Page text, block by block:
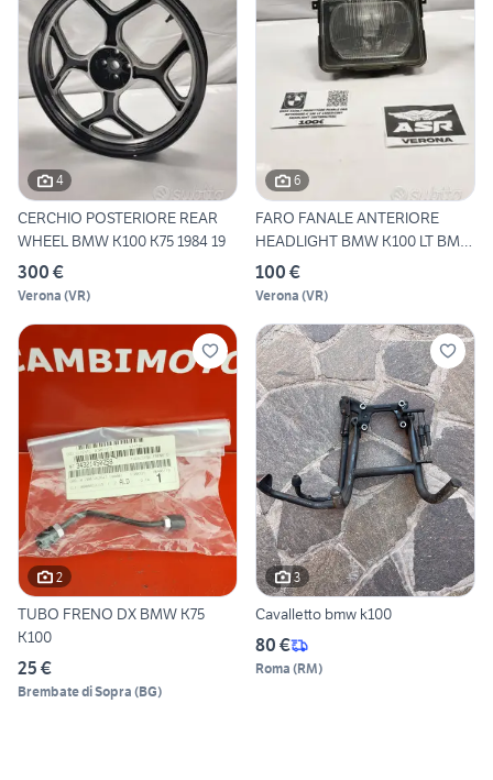
4
CERCHIO POSTERIORE REAR
WHEEL BMW K100 K75 1984 19
300 €
Verona (VR)
6
FARO FANALE ANTERIORE
HEADLIGHT BMW K100 LT BMW
K1
100 €
Verona (VR)
2
TUBO FRENO DX BMW K75
K100
25 €
Brembate di Sopra (BG)
3
Cavalletto bmw k100
80 €
Roma (RM)